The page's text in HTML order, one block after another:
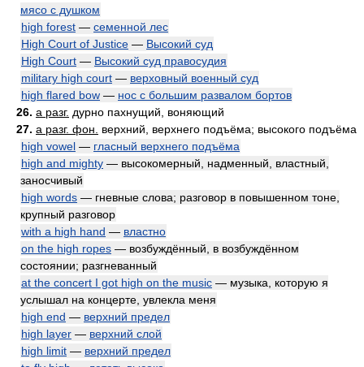
мясо с душком
high forest — семенной лес
High Court of Justice — Высокий суд
High Court — Высокий суд правосудия
military high court — верховный военный суд
high flared bow — нос с большим развалом бортов
26. a разг. дурно пахнущий, воняющий
27. a разг. фон.
верхний, верхнего подъёма; высокого подъёма
high vowel — гласный верхнего подъёма
high and mighty — высокомерный, надменный, властный,
заносчивый
high words — гневные слова; разговор в повышенном тоне,
крупный разговор
with a high hand — властно
on the high ropes — возбуждённый, в возбуждённом
состоянии; разгневанный
at the concert I got high on the music — музыка, которую я
услышал на концерте, увлекла меня
high end — верхний предел
high layer — верхний слой
high limit — верхний предел